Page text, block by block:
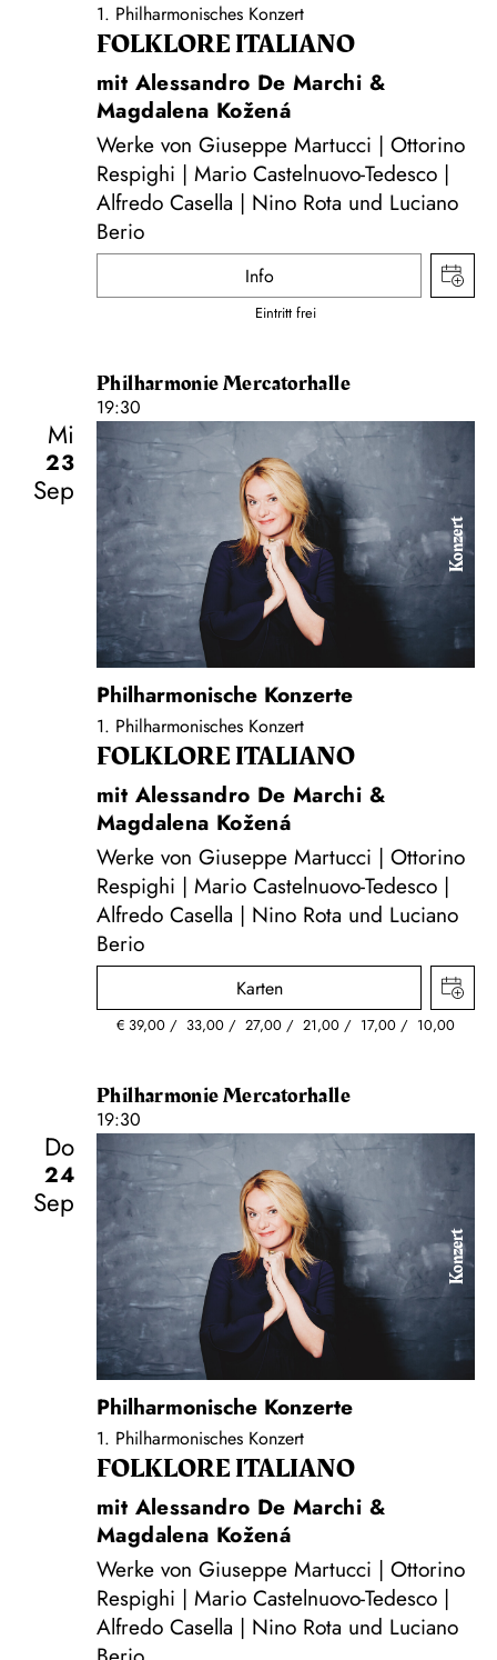
1. Philharmonisches Konzert
FOLKLORE ITALIANO
mit Alessandro De Marchi &
Magdalena Kožená
Werke von Giuseppe Martucci | Ottorino
Respighi | Mario Castelnuovo-Tedesco |
Alfredo Casella | Nino Rota und Luciano
Berio
Info
Eintritt frei
Philharmonie Mercatorhalle
19:30
Mi
23
Sep
Konzert
Philharmonische Konzerte
1. Philharmonisches Konzert
FOLKLORE ITALIANO
mit Alessandro De Marchi &
Magdalena Kožená
Werke von Giuseppe Martucci | Ottorino
Respighi | Mario Castelnuovo-Tedesco |
Alfredo Casella | Nino Rota und Luciano
Berio
Karten
€ 39,00 33,00 27,00 21,00 17,00 10,00
Philharmonie Mercatorhalle
19:30
Do
24
Sep
Konzert
Philharmonische Konzerte
1. Philharmonisches Konzert
FOLKLORE ITALIANO
mit Alessandro De Marchi &
Magdalena Kožená
Werke von Giuseppe Martucci | Ottorino
Respighi | Mario Castelnuovo-Tedesco |
Alfredo Casella | Nino Rota und Luciano